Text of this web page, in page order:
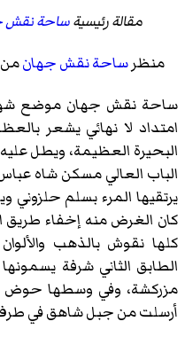
مقالة رئيسيةساحة نقش
منظرساحة نقش جهان
ساحة نقش جهان موضع
امتداد لا نهائي يشعر
البحيرة العظيمة، ويطل
الباب العالي مسكن شاه
يرتقيها المرء بسلم حلزوني
كان الغرض منه إخفاء طريق
كلها نقوش بالذهب
الطابق الثاني شرفة
مزركشة، وفي وسطها حوض
أرسلت من جبل شاهق في طرف